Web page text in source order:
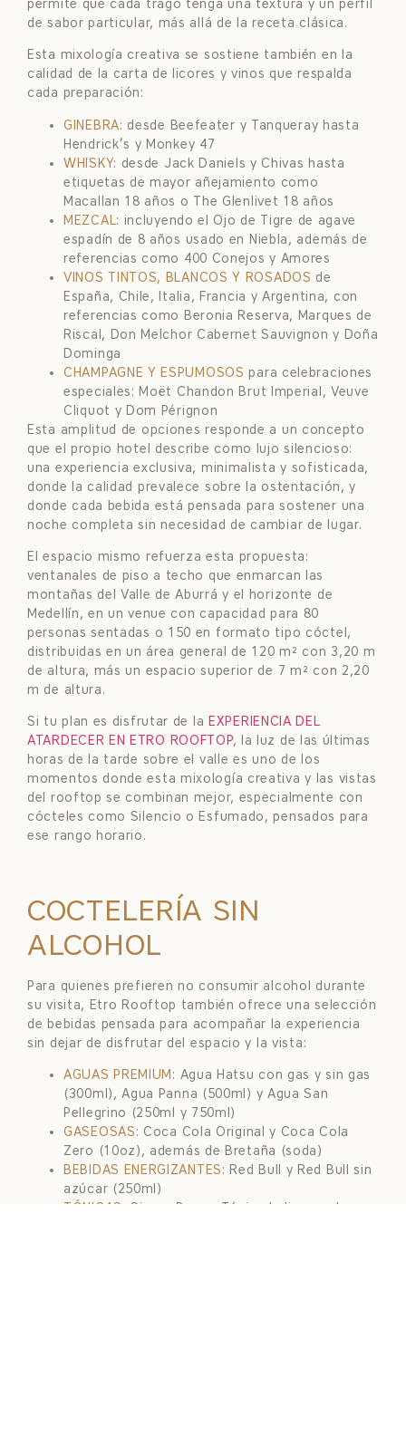
permite que cada trago tenga una textura y un perfil
de sabor particular, más allá de la receta clásica.
Esta mixología creativa se sostiene también en la
calidad de la carta de licores y vinos que respalda
cada preparación:
GINEBRA: desde Beefeater y Tanqueray hasta
Hendrick’s y Monkey 47
WHISKY: desde Jack Daniels y Chivas hasta
etiquetas de mayor añejamiento como
Macallan 18 años o The Glenlivet 18 años
MEZCAL: incluyendo el Ojo de Tigre de agave
espadín de 8 años usado en Niebla, además de
referencias como 400 Conejos y Amores
VINOS TINTOS, BLANCOS Y ROSADOS de
España, Chile, Italia, Francia y Argentina, con
referencias como Beronia Reserva, Marques de
Riscal, Don Melchor Cabernet Sauvignon y Doña
Dominga
CHAMPAGNE Y ESPUMOSOS para celebraciones
especiales: Moët Chandon Brut Imperial, Veuve
Cliquot y Dom Pérignon
Esta amplitud de opciones responde a un concepto
que el propio hotel describe como lujo silencioso:
una experiencia exclusiva, minimalista y sofisticada,
donde la calidad prevalece sobre la ostentación, y
donde cada bebida está pensada para sostener una
noche completa sin necesidad de cambiar de lugar.
El espacio mismo refuerza esta propuesta:
ventanales de piso a techo que enmarcan las
montañas del Valle de Aburrá y el horizonte de
Medellín, en un venue con capacidad para 80
personas sentadas o 150 en formato tipo cóctel,
distribuidas en un área general de 120 m² con 3,20 m
de altura, más un espacio superior de 7 m² con 2,20
m de altura.
Si tu plan es disfrutar de la EXPERIENCIA DEL
ATARDECER EN ETRO ROOFTOP, la luz de las últimas
horas de la tarde sobre el valle es uno de los
momentos donde esta mixología creativa y las vistas
del rooftop se combinan mejor, especialmente con
cócteles como Silencio o Esfumado, pensados para
ese rango horario.
COCTELERÍA SIN
ALCOHOL
Para quienes prefieren no consumir alcohol durante
su visita, Etro Rooftop también ofrece una selección
de bebidas pensada para acompañar la experiencia
sin dejar de disfrutar del espacio y la vista:
AGUAS PREMIUM : Agua Hatsu con gas y sin gas
(300ml), Agua Panna (500ml) y Agua San
Pellegrino (250ml y 750ml)
GASEOSAS: Coca Cola Original y Coca Cola
Zero (10oz), además de Bretaña (soda)
BEBIDAS ENERGIZANTES: Red Bull y Red Bull sin
azúcar (250ml)
TÓNICAS
: Ginger Beer y Tónica Indian, ambas